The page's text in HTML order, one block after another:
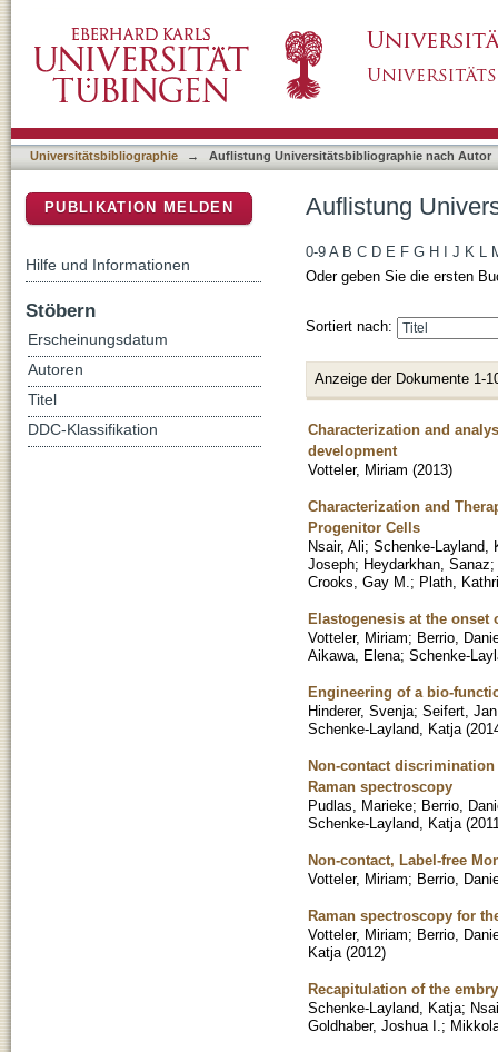
Universitätsbibliographie → Auflistung Universitätsbibliographie nach Autor
Auflistung
0-9 A B C D E F G H J K L
Oder geben Sie die ersten
Sortiert nach:
Anzeige der Dokumente 1-
Characterization and
development
Votteler, Miriam (2013)
Characterization and
Progenitor Cells
Nsair, Ali; Schenke-Layland,
Joseph; Heydarkhan, Sanaz;
Crooks, Gay M. ; Plath,
Elastogenesis at the onset
Votteler, Miriam; Berrio,
Aikawa, Elena; Schenke-
Engineering of a bio-
Hinderer, Svenja; Seifert, Jan
Schenke-Layland, Katja (
Non-contact
Raman spectroscopy
Pudlas, Marieke; Berrio,
Schenke-Layland, Katja (
Non-contact, Label-free
Votteler, Miriam; Berrio,
Raman spectroscopy for
Votteler, Miriam; Berrio,
Katja (2012)
Recapitulation of the
Schenke-Layland, Katja;
Goldhaber, Joshua I. ;
PUBLIKATION MELDEN
Hilfe und Informationen
Stöbern
Erscheinungsdatum
Autoren
Titel
DDC-Klassifikation